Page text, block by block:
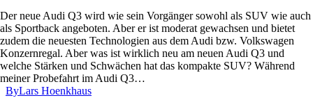
Der neue Audi Q3 wird wie sein Vorgänger sowohl als SUV wie auch
als Sportback angeboten. Aber er ist moderat gewachsen und bietet
zudem die neuesten Technologien aus dem Audi bzw. Volkswagen
Konzernregal. Aber was ist wirklich neu am neuen Audi Q3 und
welche Stärken und Schwächen hat das kompakte SUV? Während
meiner Probefahrt im Audi Q3…
ByLars Hoenkhaus